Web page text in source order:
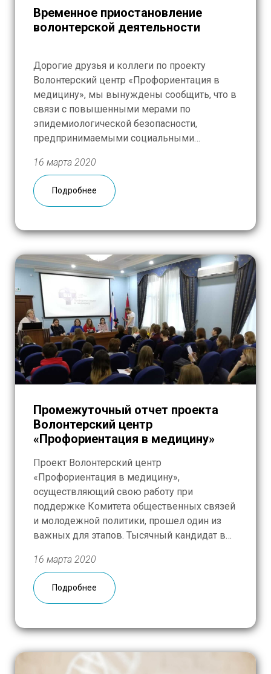
Временное приостановление
волонтерской деятельности
Дорогие друзья и коллеги по проекту
Волонтерский центр «Профориентация в
медицину», мы вынуждены сообщить, что в
связи с повышенными мерами по
эпидемиологической безопасности,
предпринимаемыми социальными
постановления № 1 главного
государственного санитарного врача по
городу Москве от 12.03.2020 года «О
проведении дополнительных санитарно-
мероприятий по недопущению завоза и
распространения новой коронавирусной […]
16 марта 2020
Подробнее
Промежуточный отчет проекта
Волонтерский центр
«Профориентация в медицину»
Проект Волонтерский центр
«Профориентация в медицину»,
осуществляющий свою работу при
поддержке Комитета общественных связей
и молодежной политики, прошел один из
важных для этапов. Тысячный кандидат в
систему самозаписи на сайте РГМ. Система
работает с мая 2019 года. Юбилейный
волонтер — старшеклассница из
16 марта 2020
Подробнее